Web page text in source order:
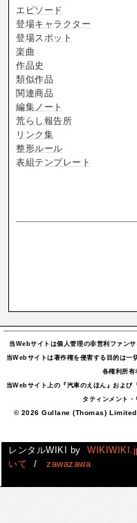
エピソード
登場キャラクター
登場スポット
楽曲
作品史
類似作品
関連商品
編集ノート
荒らし報告所
リンク集
整形ルール
表組テンプレート
当Webサイトは個人管理の非営利ファン
当Webサイトは著作権を侵害する目的は一
各権利所有
当Webサイト上の『汽車のえほん』および
タティンメント・
© 2026 Gullane (Thomas)
レンタルWIKI by
いて
/ zawazawa